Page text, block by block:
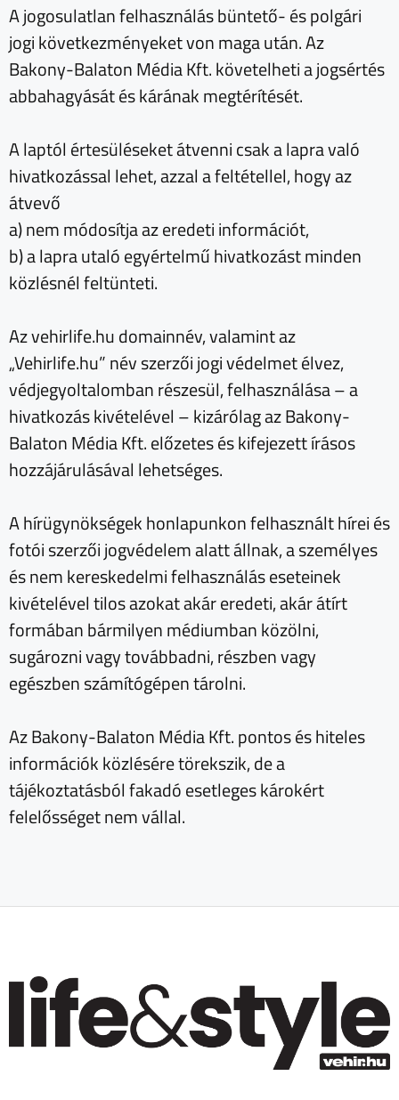
A jogosulatlan felhasználás büntető- és polgári
jogi következményeket von maga után. Az
Bakony-Balaton Média Kft. követelheti a jogsértés
abbahagyását és kárának megtérítését.
A laptól értesüléseket átvenni csak a lapra való
hivatkozással lehet, azzal a feltétellel, hogy az
átvevő
a) nem módosítja az eredeti információt,
b) a lapra utaló egyértelmű hivatkozást minden
közlésnél feltünteti.
Az vehirlife.hu domainnév, valamint az
„Vehirlife.hu” név szerzői jogi védelmet élvez,
védjegyoltalomban részesül, felhasználása – a
hivatkozás kivételével – kizárólag az Bakony-
Balaton Média Kft. előzetes és kifejezett írásos
hozzájárulásával lehetséges.
A hírügynökségek honlapunkon felhasznált hírei és
fotói szerzői jogvédelem alatt állnak, a személyes
és nem kereskedelmi felhasználás eseteinek
kivételével tilos azokat akár eredeti, akár átírt
formában bármilyen médiumban közölni,
sugározni vagy továbbadni, részben vagy
egészben számítógépen tárolni.
Az Bakony-Balaton Média Kft. pontos és hiteles
információk közlésére törekszik, de a
tájékoztatásból fakadó esetleges károkért
felelősséget nem vállal.